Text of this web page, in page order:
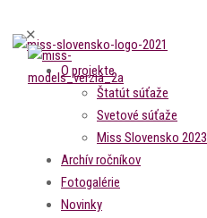
✕
O projekte
Štatút súťaže
Svetové súťaže
Miss Slovensko 2023
Archív ročníkov
Fotogalérie
Novinky